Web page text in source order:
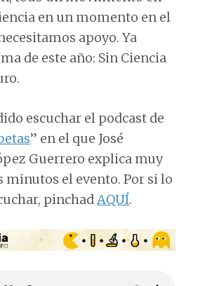
en un momento en el
apoyo. Ya
de este año: Sin Ciencia
escuchar el podcast de
” en el que José
Guerrero explica muy
minutos el evento. Por si lo
pinchad AQUÍ.